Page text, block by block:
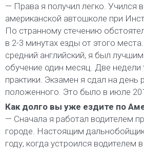
— Права я получил легко. Учился
американской автошколе при
По странному стечению
в 2-3 минутах езды от этого
средний английский, я был
обучение один месяц. Две недели
практики. Экзамен я сдал на день
положенного. Это было в июле
Как долго вы уже ездите по
— Сначала я работал водителем
городе. Настоящим
году, когда устроился водителем